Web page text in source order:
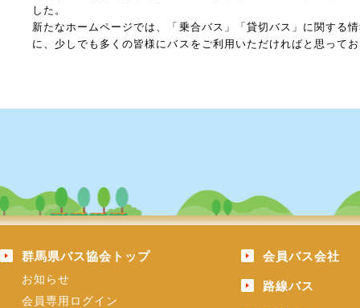
した。
新たなホームページでは、「乗合バス」「貸切バス」に関する
に、少しでも多くの皆様にバスをご利用いただければと思って
群馬県バス協会トップ
お知らせ
会員専用ログイン
会員バス会社
路線バス